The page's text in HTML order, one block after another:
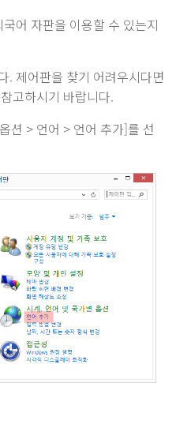
어 자판을 이용할 수 있는지
. 제어판을 찾기 어려우시다면
고하시기 바랍니다.
션 > 언어 > 언어 추가]를 선